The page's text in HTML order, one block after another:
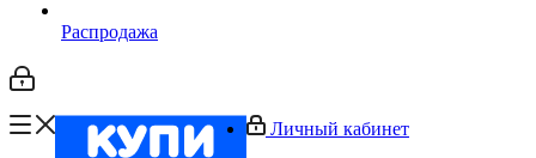
Распродажа
Личный кабинет